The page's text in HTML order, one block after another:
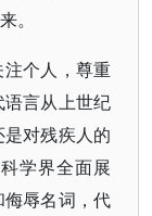
。
个人，尊重
言从上世纪
对残疾人的
学界全面展
辱名词，代